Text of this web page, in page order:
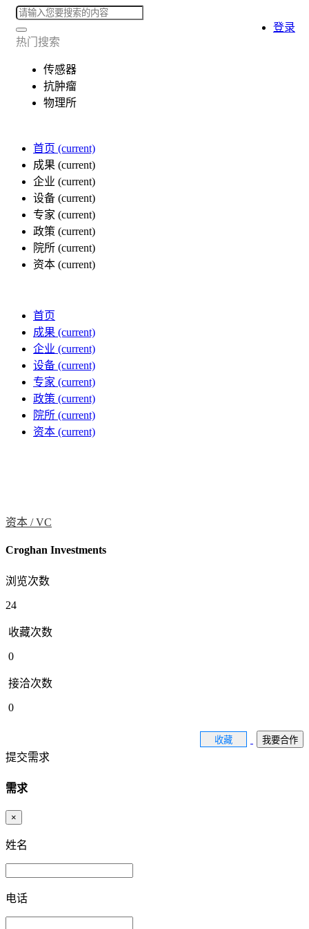
热门搜索
传感器
抗肿瘤
物理所
首页 (current)
成果 (current)
企业 (current)
设备 (current)
专家 (current)
政策 (current)
院所 (current)
资本 (current)
登录
首页
成果 (current)
企业 (current)
设备 (current)
专家 (current)
政策 (current)
院所 (current)
资本 (current)
资本 /VC
Croghan Investments
浏览次数
24
收藏次数
0
接洽次数
0
收藏 我要合作
提交需求
需求
×
姓名
电话